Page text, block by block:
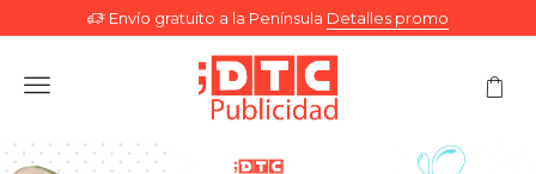
Envío gratuito a la Península Detalles promo
Menu